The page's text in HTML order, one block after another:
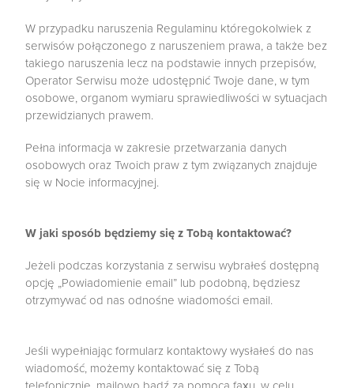
W przypadku naruszenia Regulaminu któregokolwiek z
serwisów połączonego z naruszeniem prawa, a także bez
takiego naruszenia lecz na podstawie innych przepisów,
Operator Serwisu może udostępnić Twoje dane, w tym
osobowe, organom wymiaru sprawiedliwości w sytuacjach
przewidzianych prawem.
Pełna informacja w zakresie przetwarzania danych
osobowych oraz Twoich praw z tym związanych znajduje
się w Nocie informacyjnej.
W jaki sposób będziemy się z Tobą kontaktować?
Jeżeli podczas korzystania z serwisu wybrałeś dostępną
opcję „Powiadomienie email” lub podobną, będziesz
otrzymywać od nas odnośne wiadomości email.
Jeśli wypełniając formularz kontaktowy wysłałeś do nas
wiadomość, możemy kontaktować się z Tobą